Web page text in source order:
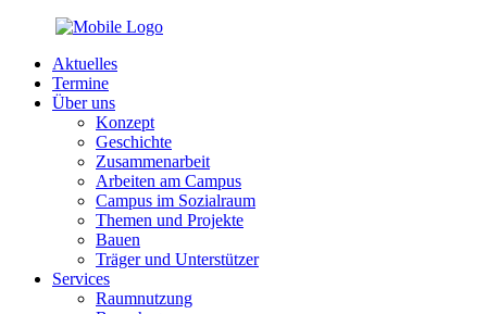
Aktuelles
Termine
Über uns
Konzept
Geschichte
Zusammenarbeit
Arbeiten am Campus
Campus im Sozialraum
Themen und Projekte
Bauen
Träger und Unterstützer
Services
Raumnutzung